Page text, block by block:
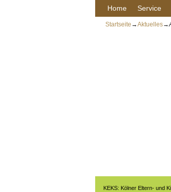
Home Service
Startseite →Aktuelles→
KEKS: Kölner Eltern- und